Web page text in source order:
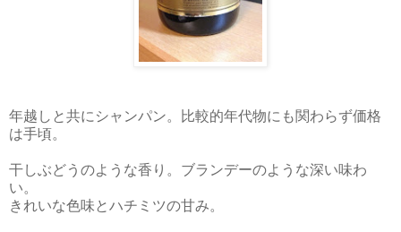
年越しと共にシャンパン。比較的年代物にも関わらず価格
は手頃。
干しぶどうのような香り。ブランデーのような深い味わ
い。
きれいな色味とハチミツの甘み。